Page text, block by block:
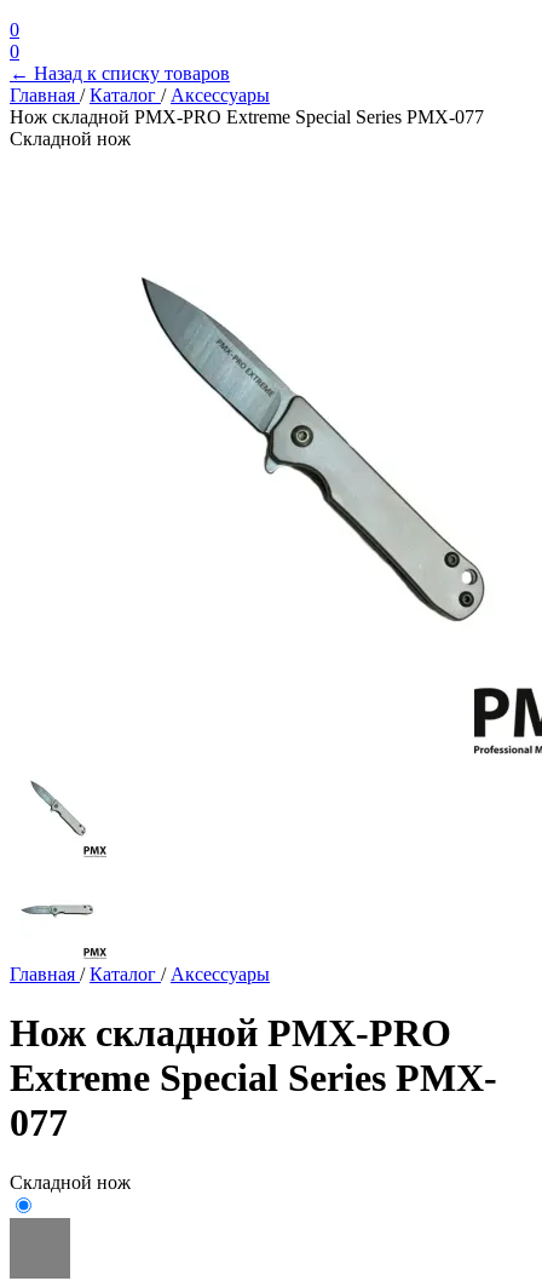
0
0
← Назад к списку товаров
Главная / Каталог / Аксессуары
Нож складной PMX-PRO Extreme Special Series PMX-077
Складной нож
Главная / Каталог / Аксессуары
Нож складной PMX-PRO
Extreme Special Series PMX-
077
Складной нож